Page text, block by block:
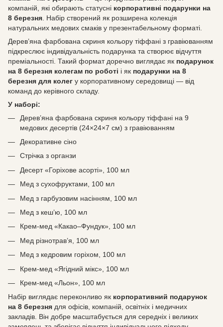
компаній, які обирають статусні корпоративні подарунки на
8 березня . Набір створений як розширена колекція
натуральних медових смаків у презентабельному форматі.
Дерев’яна фарбована скриня кольору тіффані з гравіюванням
підкреслює індивідуальність подарунка та створює відчуття
преміальності. Такий формат доречно виглядає як подарунок
на 8 березня колегам по роботі і як подарунки на 8
березня для колег у корпоративному середовищі — від
команд до керівного складу.
У наборі:
Дерев’яна фарбована скриня кольору тіффані на 9
медових десертів (24×24×7 см) з гравіюванням
Декоративне сіно
Стрічка з органзи
Десерт «Горіхове асорті», 100 мл
Мед з сухофруктами, 100 мл
Мед з гарбузовим насінням, 100 мл
Мед з кеш’ю, 100 мл
Крем-мед «Какао–Фундук», 100 мл
Мед різнотрав’я, 100 мл
Мед з кедровим горіхом, 100 мл
Крем-мед «Ягідний мікс», 100 мл
Крем-мед «Льон», 100 мл
Набір виглядає переконливо як корпоративний подарунок
на 8 березня для офісів, компаній, освітніх і медичних
закладів. Він добре масштабується для середніх і великих